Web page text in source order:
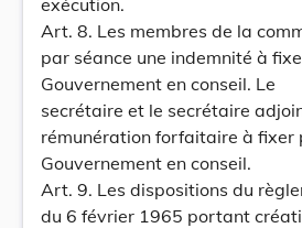
exécution.
Art. 8. Les membres de la
par séance une indemnité à
Gouvernement en conseil. Le
secrétaire et le secrétaire
rémunération forfaitaire à fixer
Gouvernement en conseil.
Art. 9. Les dispositions du
du 6 février 1965 portant